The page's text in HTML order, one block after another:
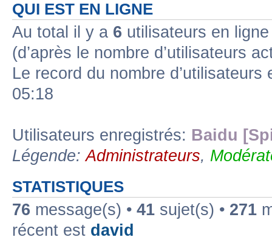
QUI EST EN LIGNE
Au total il y a 6 utilisateurs en
(d’après le nombre d’utilisateurs
Le record du nombre
05:18
Utilisateurs enregistrés: Baidu
Légende:Administrateurs,
STATISTIQUES
76 message(s) • 41 sujet(s) • 271
récent est david